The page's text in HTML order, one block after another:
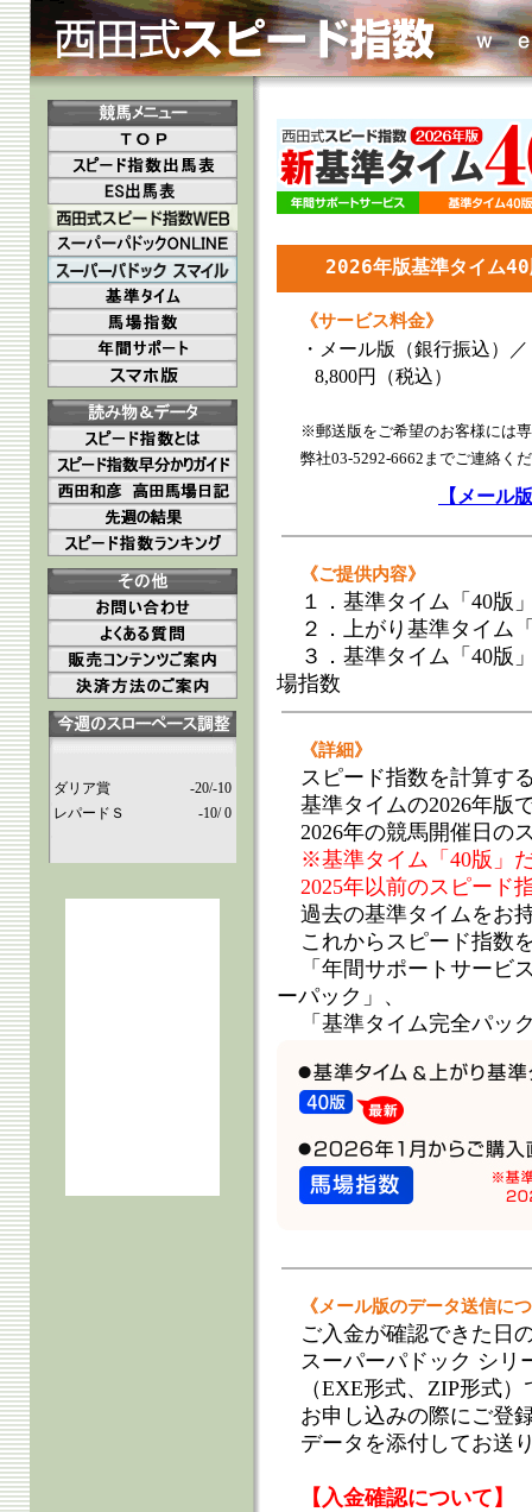
ダリア賞
-20/-10
レパードＳ
-10/ 0
2026年版基準タイム
《サービス料金》
・メール版（銀行振込）
8,800円（税込）
※郵送版をご希望のお客様には
弊社03-5292-6662までご連絡く
【メール
《ご提供内容》
１．基準タイム「40版
２．上がり基準タイム
３．基準タイム「40版
場指数
《詳細》
スピード指数を計算す
基準タイムの2026年版
2026年の競馬開催日の
※基準タイム「40版」
2025年以前のスピード
過去の基準タイムをお
これからスピード指数
「年間サポートサービ
ーパック」、
「基準タイム完全パッ
《メール版のデータ送信に
ご入金が確認できた日
スーパーパドック シリ
（EXE形式、ZIP形式）
お申し込みの際にご登
データを添付してお送
【入金確認について】